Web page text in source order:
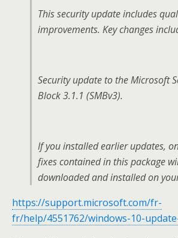
This security update includes
improvements. Key changes
Security update to the Microsoft
Block 3.1.1 (SMBv3).
If you installed earlier updates,
fixes contained in this package
downloaded and installed on
https://support.microsoft.com/fr-
fr/help/4551762/windows-10-